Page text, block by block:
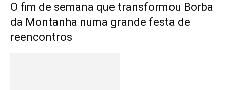
O fim de semana que transformou Borba
da Montanha numa grande festa de
reencontros